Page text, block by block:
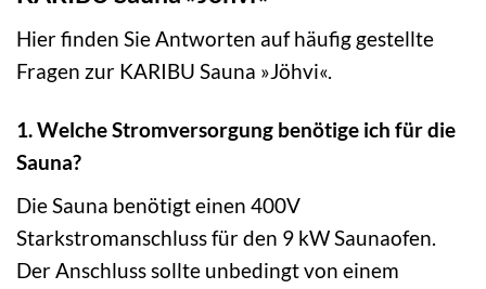
Hier finden Sie Antworten auf häufig gestellte
Fragen zur KARIBU Sauna »Jöhvi«.
1. Welche Stromversorgung benötige ich für die
Sauna?
Die Sauna benötigt einen 400V
Starkstromanschluss für den 9 kW Saunaofen.
Der Anschluss sollte unbedingt von einem